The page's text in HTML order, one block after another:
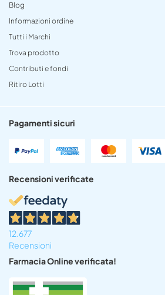
Blog
Informazioni ordine
Tutti i Marchi
Trova prodotto
Contributi e fondi
Ritiro Lotti
Pagamenti sicuri
Recensioni verificate
12.677
Recensioni
Farmacia Online verificata!